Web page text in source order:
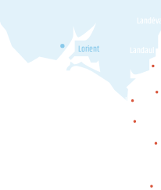
Lorient Landaul
Etel